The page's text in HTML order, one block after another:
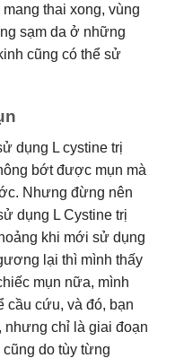
thai xong, vùng
sạm da ở những
cũng có thể sử
dụng L cystine trị
bớt được mụn mà
Nhưng đừng nên
dụng L Cystine trị
khi mới sử dụng
lại thì mình thấy
mụn nữa, mình
cầu cứu, và đó, bạn
nhưng chỉ là giai đoạn
do tùy từng